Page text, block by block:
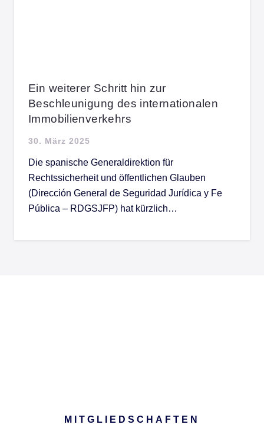
Ein weiterer Schritt hin zur
Beschleunigung des internationalen
Immobilienverkehrs
30. März 2025
Die spanische Generaldirektion für
Rechtssicherheit und öffentlichen Glauben
(Dirección General de Seguridad Jurídica y Fe
Pública – RDGSJFP) hat kürzlich…
MITGLIEDSCHAFTEN